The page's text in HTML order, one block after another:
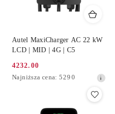
Autel MaxiCharger AC 22 kW
LCD | MID | 4G | C5
Cena
promocyjna:
4232.00
Najniższa
Najniższa cena: 5290